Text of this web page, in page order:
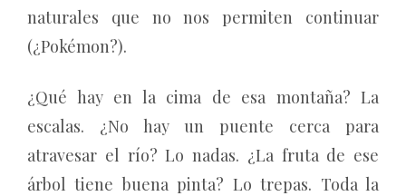
naturales que no nos permiten continuar
(¿Pokémon?).
¿Qué hay en la cima de esa montaña? La
escalas. ¿No hay un puente cerca para
atravesar el río? Lo nadas. ¿La fruta de ese
árbol tiene buena pinta? Lo trepas. Toda la